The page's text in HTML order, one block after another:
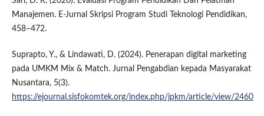
Manajemen. E-Jurnal Skripsi Program Studi Teknologi Pendidikan,
458–472.
Suprapto, Y., & Lindawati, D. (2024). Penerapan digital marketing
pada UMKM Mix & Match. Jurnal Pengabdian kepada Masyarakat
Nusantara, 5(3).
https://ejournal.sisfokomtek.org/index.php/jpkm/article/view/2460